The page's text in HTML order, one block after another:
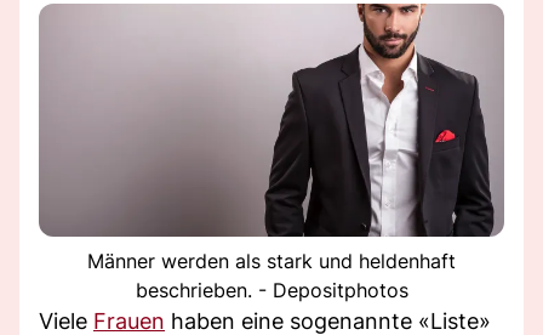
Männer werden als stark und heldenhaft
beschrieben. - Depositphotos
Viele Frauen haben eine sogenannte «Liste»